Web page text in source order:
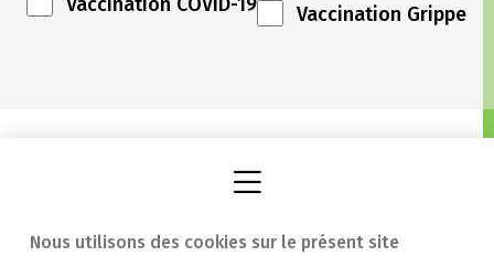
Nous utilisons des cookies sur le présent site
Vaccination Grippe